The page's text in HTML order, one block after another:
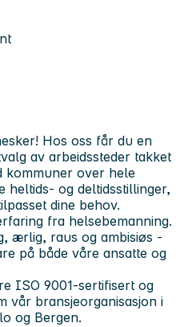
Hos oss får du en
av arbeidssteder takket
kommuner over hele
heltids- og deltidsstillinger,
dine behov.
fra helsebemanning.
ærlig, raus og ambisiøs -
på både våre ansatte og
ISO 9001-sertifisert og
vår bransjeorganisasjon i
og Bergen.